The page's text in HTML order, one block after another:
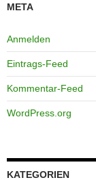
META
Anmelden
Eintrags-Feed
Kommentar-Feed
WordPress.org
KATEGORIEN